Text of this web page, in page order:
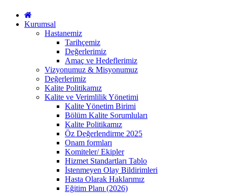
Kurumsal
Hastanemiz
Tarihçemiz
Değerlerimiz
Amaç ve Hedeflerimiz
Vizyonumuz & Misyonumuz
Değerlerimiz
Kalite Politikamız
Kalite ve Verimlilik Yönetimi
Kalite Yönetim Birimi
Bölüm Kalite Sorumluları
Kalite Politikamız
Öz Değerlendirme 2025
Onam formları
Komiteler/ Ekipler
Hizmet Standartları Tablo
İstenmeyen Olay Bildirimleri
Hasta Olarak Haklarımız
Eğitim Planı (2026)